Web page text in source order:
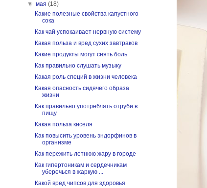
▼мая(18)
Какие полезные свойства капустного
сока
Как чай успокаивает нервную систему
Какая польза и вред сухих завтраков
Какие продукты могут снять боль
Как правильно слушать музыку
Какая роль специй в жизни человека
Какая опасность сидячего образа
жизни
Как правильно употреблять отруби в
пищу
Какая польза киселя
Как повысить уровень эндорфинов в
организме
Как пережить летнюю жару в городе
Как гипертоникам и сердечникам
уберечься в жаркую ...
Какой вред чипсов для здоровья